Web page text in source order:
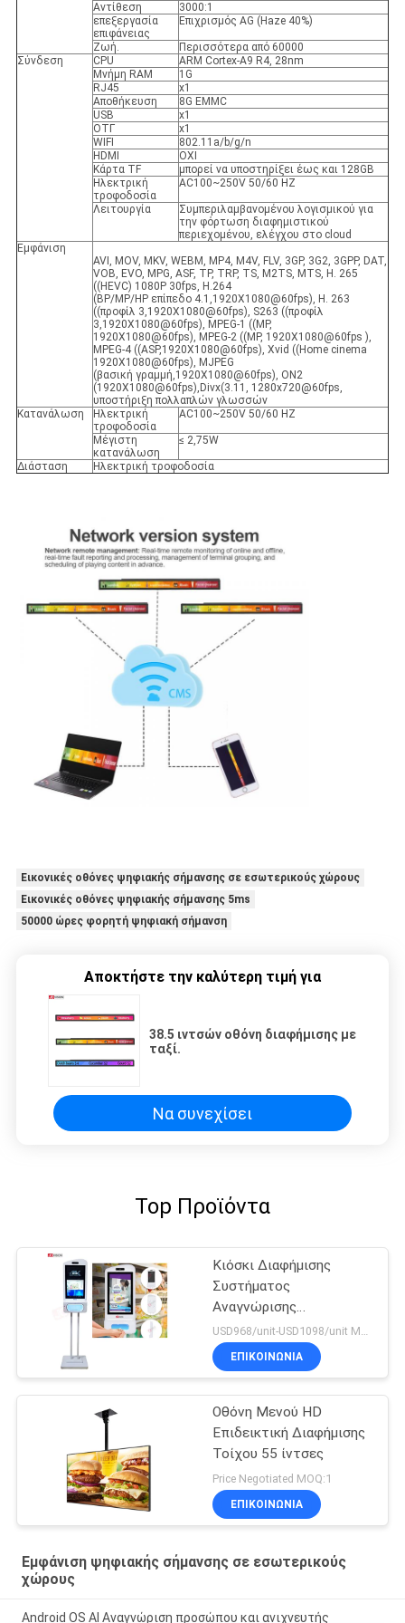
Αντίθεση
3000:1
επεξεργασία
επιφάνειας
Επιχρισμός AG (Haze 40%)
Ζωή.
Περισσότερα από 60000
Σύνδεση
CPU
ARM Cortex-A9 R4, 28nm
Μνήμη RAM
1G
RJ45
x1
Αποθήκευση
8G EMMC
USB
x1
ΟΤΓ
x1
WIFI
802.11a/b/g/n
HDMI
ΟΧΙ
Κάρτα TF
μπορεί να υποστηρίξει έως και 128GB
Ηλεκτρική
τροφοδοσία
AC100~250V 50/60 HZ
Λειτουργία
Συμπεριλαμβανομένου λογισμικού για
την φόρτωση διαφημιστικού
περιεχομένου, ελέγχου στο cloud
Εμφάνιση
AVI, MOV, MKV, WEBM, MP4, M4V, FLV, 3GP, 3G2, 3GPP, DAT,
VOB, EVO, MPG, ASF, TP, TRP, TS, M2TS, MTS, H. 265
((HEVC) 1080P 30fps, H.264
(ΒΡ/MP/HP επίπεδο 4.1,1920X1080@60fps), H. 263
((προφίλ 3,1920X1080@60fps), S263 ((προφίλ
3,1920X1080@60fps), MPEG-1 ((MP,
1920X1080@60fps), MPEG-2 ((MP, 1920X1080@60fps ),
MPEG-4 ((ASP,1920X1080@60fps), Xvid ((Home cinema
1920X1080@60fps), MJPEG
(βασική γραμμή,1920X1080@60fps), ON2
(1920X1080@60fps),Divx(3.11, 1280x720@60fps,
υποστήριξη πολλαπλών γλωσσών
Κατανάλωση
Ηλεκτρική
τροφοδοσία
AC100~250V 50/60 HZ
Μέγιστη
κατανάλωση
≤ 2,75W
Διάσταση Ηλεκτρική τροφοδοσία
Εικονικές οθόνες ψηφιακής σήμανσης σε εσωτερικούς χώρους
Εικονικές οθόνες ψηφιακής σήμανσης 5ms
50000 ώρες φορητή ψηφιακή σήμανση
Αποκτήστε την καλύτερη τιμή για
38.5 ιντσών οθόνη διαφήμισης με
ταξί.
Να συνεχίσει
Top Προϊόντα
Κιόσκι Διαφήμισης
Συστήματος
Αναγνώρισης
Προσώπου, Σάρωσης
Θερμοκρασίας και
Απολυμαντικού Χεριών
USD968/unit-USD1098/unit MOQ:1 μονάδα
ΕΠΙΚΟΙΝΩΝΙΑ
Οθόνη Μενού HD
Επιδεικτική Διαφήμισης
Τοίχου 55 ίντσες
Price Negotiated MOQ:1
ΕΠΙΚΟΙΝΩΝΙΑ
Εμφάνιση ψηφιακής σήμανσης σε εσωτερικούς
χώρους
Android OS AI Αναγνώριση προσώπου και ανιχνευτής